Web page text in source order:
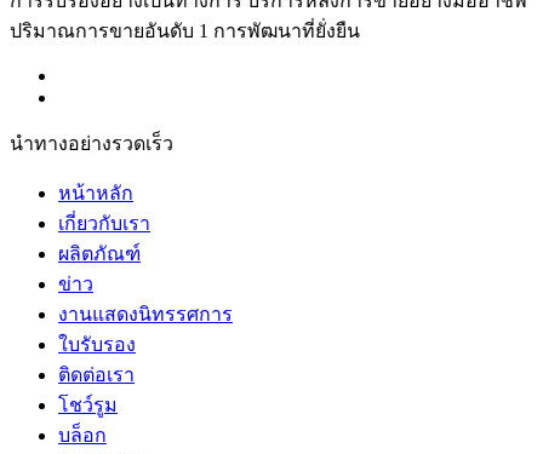
ปริมาณการขายอันดับ 1 การพัฒนาที่ยั่งยืน
นำทางอย่างรวดเร็ว
หน้าหลัก
เกี่ยวกับเรา
ผลิตภัณฑ์
ข่าว
งานแสดงนิทรรศการ
ใบรับรอง
ติดต่อเรา
โชว์รูม
บล็อก